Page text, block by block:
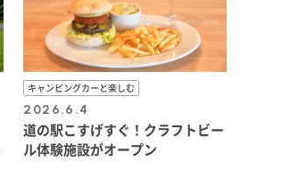
キャンピングカーと楽しむ
2026.6.4
道の駅こすげすぐ！クラフトビー
ル体験施設がオープン